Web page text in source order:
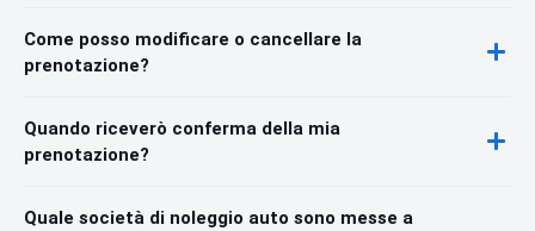
Come posso modificare o cancellare la
prenotazione?
Quando riceverò conferma della mia
prenotazione?
Quale società di noleggio auto sono messe a